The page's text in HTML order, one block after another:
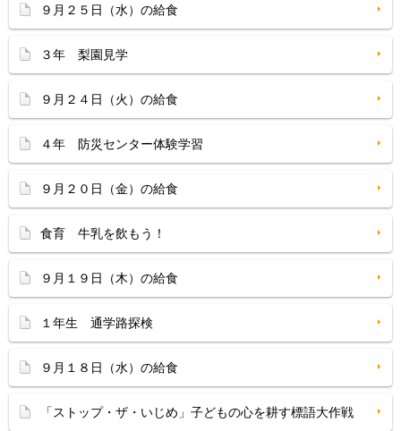
９月２５日（水）の給食
３年 梨園見学
９月２４日（火）の給食
４年 防災センター体験学習
９月２０日（金）の給食
食育 牛乳を飲もう！
９月１９日（木）の給食
１年生 通学路探検
９月１８日（水）の給食
「ストップ・ザ・いじめ」子どもの心を耕す標語大作戦